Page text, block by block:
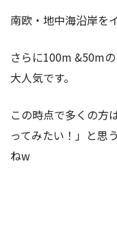
南欧・地中海沿岸を
さらに100m &50m
大人気です。
この時点で多くの方
ってみたい！」と思
ねw